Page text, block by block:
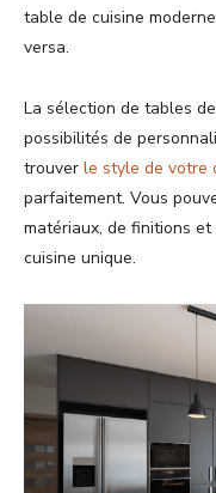
table de cuisine
versa.
La sélection de tables
possibilités de
trouver le style de votre
parfaitement. Vous
matériaux, de finitions
cuisine unique.